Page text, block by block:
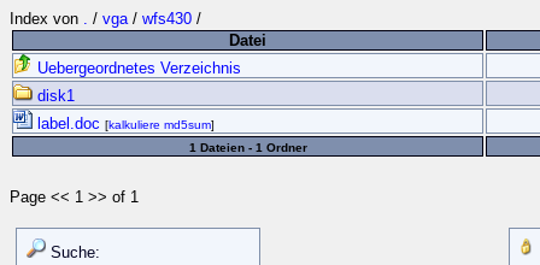
Index von . / vga/ wfs430 /
Datei
Uebergeordnetes Verzeichnis
disk1
label.doc [kalkuliere md5sum]
1 Dateien - 1 Ordner
Page << 1 >> of 1
Suche: